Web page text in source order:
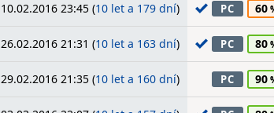
10.02.2016 23:45 (10 let a 179 dní) PC 60
26.02.2016 21:31 (10 let a 163 dní) PC 80
29.02.2016 21:35 (10 let a 160 dní) PC 90